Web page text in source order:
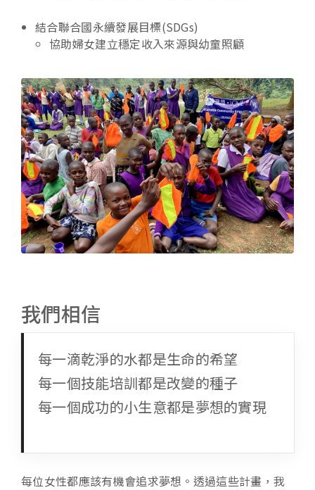
結合聯合國永續發展目標(SDGs)
協助婦女建立穩定收入來源與幼童照顧
我們相信
每一滴乾淨的水都是生命的希望
每一個技能培訓都是改變的種子
每一個成功的小生意都是夢想的實現
每位女性都應該有機會追求夢想。透過這些計畫，我